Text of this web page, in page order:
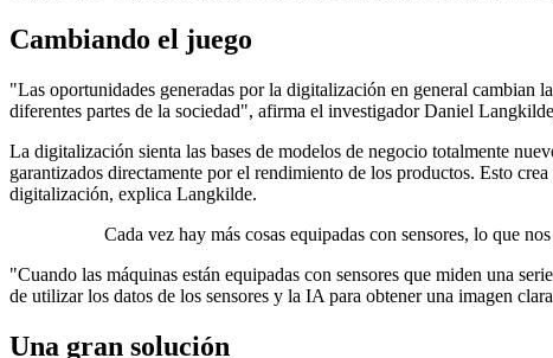
Cambiando el juego
"Las oportunidades generadas por la digitalización en general cambian
diferentes partes de la sociedad", afirma el investigador Daniel
La digitalización sienta las bases de modelos de negocio totalmente
garantizados directamente por el rendimiento de los productos. Esto
digitalización, explica Langkilde.
Cada vez hay más cosas equipadas con sensores, lo que
"Cuando las máquinas están equipadas con sensores que miden una
de utilizar los datos de los sensores y la IA para obtener una imagen
Una gran solución